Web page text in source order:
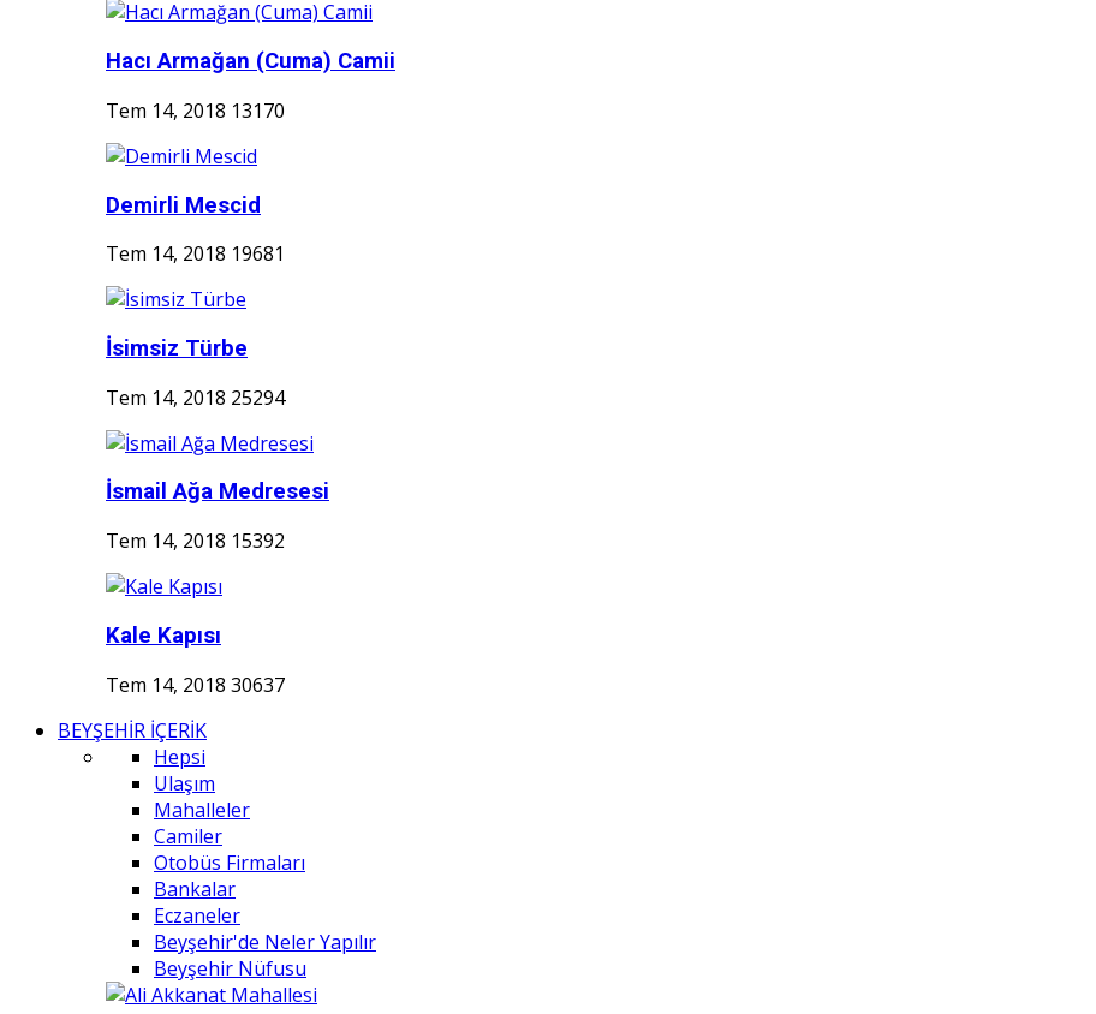
Hacı Armağan (Cuma) Camii
Tem 14, 2018 13170
Demirli Mescid
Tem 14, 2018 19681
İsimsiz Türbe
Tem 14, 2018 25294
İsmail Ağa Medresesi
Tem 14, 2018 15392
Kale Kapısı
Tem 14, 2018 30637
BEYŞEHİR İÇERİK
Hepsi
Ulaşım
Mahalleler
Camiler
Otobüs Firmaları
Bankalar
Eczaneler
Beyşehir'de Neler Yapılır
Beyşehir Nüfusu